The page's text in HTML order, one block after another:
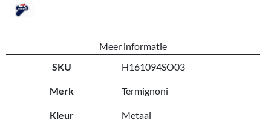
Meer informatie
SKU
H161094SO03
Merk Termignoni
Kleur Metaal